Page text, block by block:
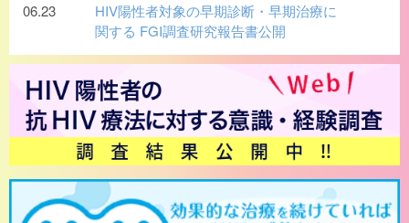
06.23
HIV陽性者対象の早期診断・早期治療に
関する FGI調査研究報告書公開